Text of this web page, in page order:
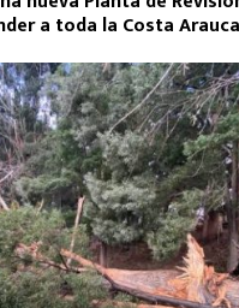
a toda la Costa